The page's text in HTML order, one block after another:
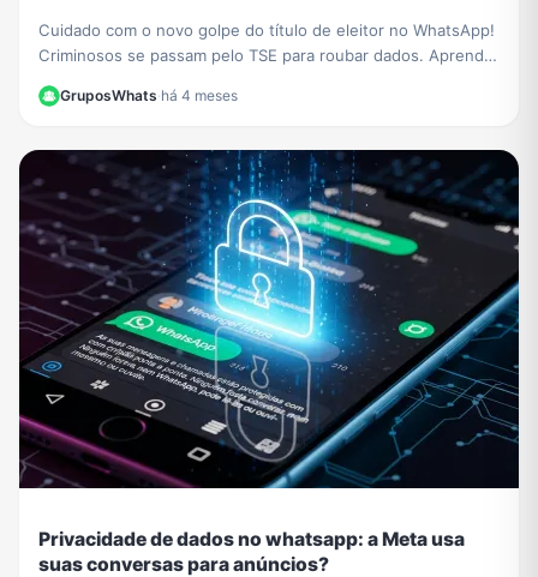
Cuidado com o novo golpe do título de eleitor no WhatsApp!
Criminosos se passam pelo TSE para roubar dados. Aprenda
GruposWhats·há 4 meses
Privacidade de dados no whatsapp: a Meta usa
suas conversas para anúncios?